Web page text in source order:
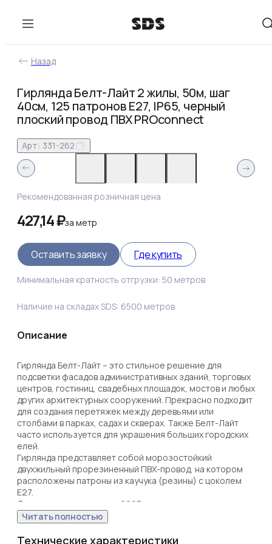
Назад
Гирлянда Белт-Лайт 2 жилы, 50м, шаг
40см, 125 патронов E27, IP65, черный
плоский провод ПВХ PROconnect
Арт: 331-262
Рекомендованная розничная цена
427,14 ₽заметр
Оставить заявку Где купить
Минимальная кратность отгрузки: 50 метров
Наличие на складах SDS: 6500 метров
Описание
Гирлянда Белт-Лайт – это стильное решение для
подсветки фасадов административных зданий, торговых
центров, гостиниц, свадебных площадок, мостов и любых
других архитектурных сооружений. Прекрасно подходит
для создания перетяжек между деревьями или
столбами в парках, садах и скверах. Также Белт-Лайт
часто используется для украшения больших городских
елей.
Гирлянда представляет собой морозостойкий
двухжильный прорезиненный ПВХ-провод, на котором
расположены патроны из каучука (резины) с цоколем
Е27.
Для подключения к сети 220В предусмотрен шнур с
евровилкой. При необходимости вилку можно отрезать,
подключить трансформатор на 24 В и использовать
лампы на 24В (оба компонента приобретаются
Читать полностью
Технические характеристики